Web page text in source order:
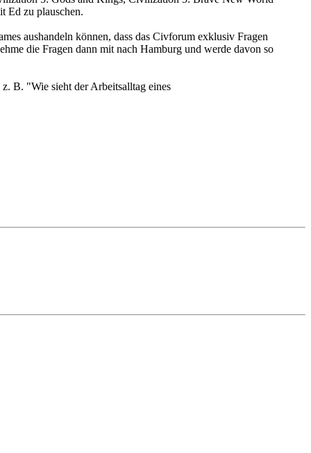
Ed zu plauschen.
aushandeln können, dass das Civforum exklusiv Fragen
die Fragen dann mit nach Hamburg und werde davon so
B. "Wie sieht der Arbeitsalltag eines